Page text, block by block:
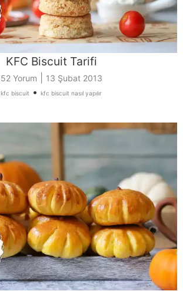
KFC Biscuit Tarifi
52 Yorum 13 Şubat 2013
kfc biscuit • kfc biscuit nasıl yapılır